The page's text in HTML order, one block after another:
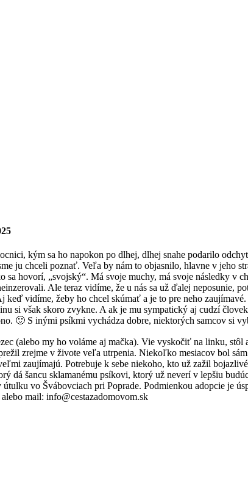
kým sa ho napokon po dlhej, dlhej snahe podarilo
ju chceli poznať. Veľa by nám to objasnilo, hlavne v jeho
hovorí, „svojský“. Má svoje muchy, má svoje následky v
Ale teraz vidíme, že u nás sa už ďalej neposunie,
vidíme, žeby ho chcel skúmať a je to pre neho
si však skoro zvykne. A ak je mu sympatický aj cudzí
🙂 S inými psíkmi vychádza dobre, niektorých samcov si
(alebo my ho voláme aj mačka). Vie vyskočiť na linku, stôl
zrejme v živote veľa utrpenia. Niekoľko mesiacov bol
zaujímajú. Potrebuje k sebe niekoho, kto už zažil
dá šancu sklamanému psíkovi, ktorý už neverí v lepšiu
vo Švábovciach pri Poprade. Podmienkou adopcie je
mail: info@cestazadomovom.sk